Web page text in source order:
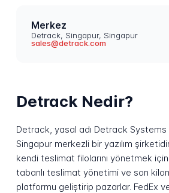
Merkez
Detrack, Singapur, Singapur
sales@detrack.com
Detrack Nedir?
Detrack, yasal adı Detrack Systems
Singapur merkezli bir yazılım
kendi teslimat filolarını yönetmek için
tabanlı teslimat yönetimi ve son
platformu geliştirip pazarlar. FedEx